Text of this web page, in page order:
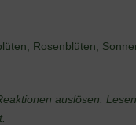
Rosenblüten,
auslösen.